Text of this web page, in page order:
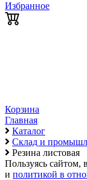
Избранное
Корзина
Главная
Каталог
Склад и
Резина листовая
Пользуясь сайтом,
и политикой в